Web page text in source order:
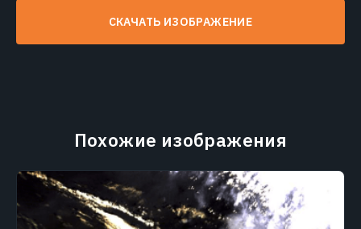
СКАЧАТЬ ИЗОБРАЖЕНИЕ
Похожие изображения